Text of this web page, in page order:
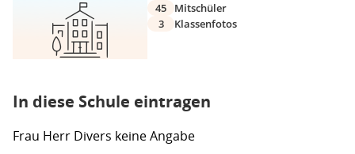
45
Mitschüler
3
Klassenfotos
In diese Schule eintragen
Frau Herr Divers keine Angabe